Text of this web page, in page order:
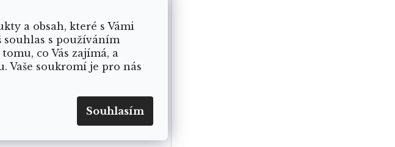
a obsah, které s Vámi
souhlas s používáním
co Vás zajímá, a
Vaše soukromí je pro nás
Souhlasím